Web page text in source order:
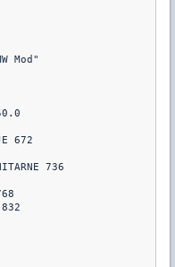
Mod"
672
736
832